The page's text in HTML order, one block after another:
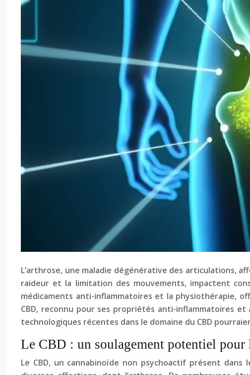
L’arthrose, une maladie dégénérative des articulations,
raideur et la limitation des mouvements, impactent
médicaments anti-inflammatoires et la physiothérapie,
CBD, reconnu pour ses propriétés anti-inflammatoires
technologiques récentes dans le domaine du CBD
Le CBD : un soulagement potentiel pour
Le CBD, un cannabinoïde non psychoactif présent